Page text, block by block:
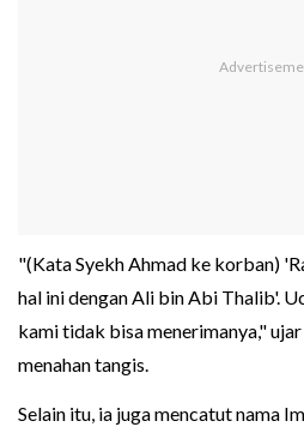
"(Kata Syekh Ahmad ke korban)
hal ini dengan Ali bin Abi Thalib'.
kami tidak bisa menerimanya,"
menahan tangis.
Selain itu, ia juga mencatut nama